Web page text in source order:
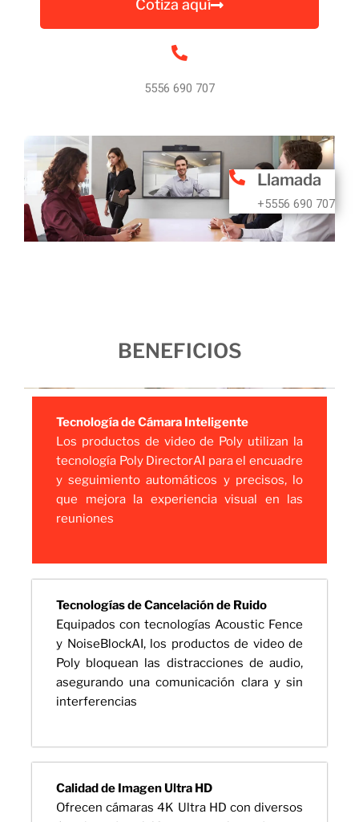
Cotiza aquí
5556 690 707
Llamada
+5556 690 707
BENEFICIOS
Tecnología de Cámara Inteligente
Los productos de video de Poly utilizan la
tecnología Poly DirectorAI para el encuadre
y seguimiento automáticos y precisos, lo
que mejora la experiencia visual en las
reuniones
Tecnologías de Cancelación de Ruido
Equipados con tecnologías Acoustic Fence
y NoiseBlockAI, los productos de video de
Poly bloquean las distracciones de audio,
asegurando una comunicación clara y sin
interferencias
Calidad de Imagen Ultra HD
Ofrecen cámaras 4K Ultra HD con diversos